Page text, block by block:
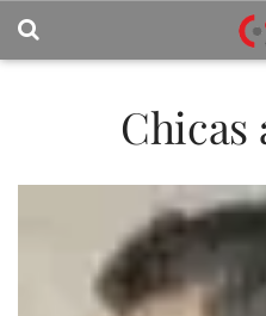
Chicas